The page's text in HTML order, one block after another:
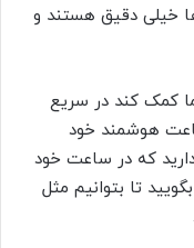
خیلی دقیق هستند و
کمک کند در سریع
هوشمند خود
که در ساعت خود
تا بتوانیم مثل